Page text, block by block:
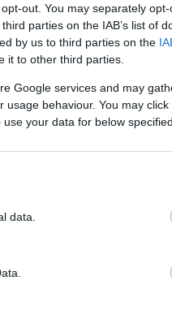
out. You may separately
parties on the IAB’s list of
by us to third parties on the
it to other third parties.
Google services and may
behaviour. You may
your data for below
data.
σημαντικά
το 2020, μέσω
επίσημα τις